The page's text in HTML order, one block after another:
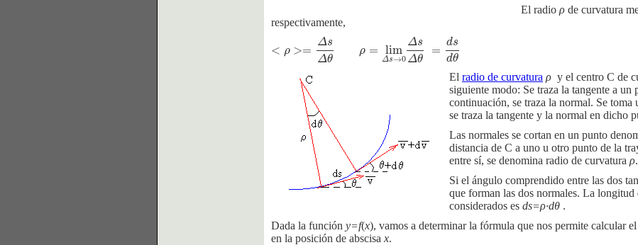
El radio ρ de curvatura
respectivamente,
< ρ >=
Δs
Δθ
ρ = lim
Δs→0
Δs
Δθ
=
ds
dθ
<ρ >=ΔsΔ θ lim Δs →0Δ sΔθ ds dθ
El radio de curvatura ρ y el centro C de
siguiente modo: Se traza la tangente a un
continuación, se traza la normal. Se
se traza la tangente y la normal en dicho
Las normales se cortan en un punto
distancia de C a uno u otro punto de la
entre sí, se denomina radio de curvatura ρ.
Si el ángulo comprendido entre las dos
que forman las dos normales. La longitud
considerados es ds=ρ·dθ .
Dada la función y=f(x), vamos a determinar la fórmula que nos permite calcular
en la posición de abscisa x.